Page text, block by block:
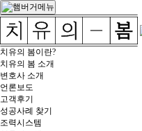
치유의 봄이란?
치유의 봄 소개
변호사 소개
언론보도
고객후기
성공사례 찾기
조력시스템